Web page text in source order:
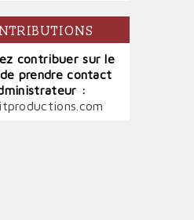
contribuer sur le
prendre contact
: